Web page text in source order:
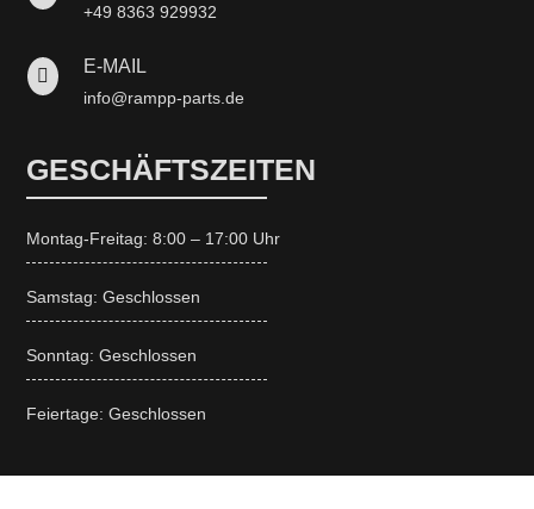
+49 8363 929932
 E-MAIL
info@rampp-parts.de
GESCHÄFTSZEITEN
Montag-Freitag: 8:00 – 17:00 Uhr
Samstag: Geschlossen
Sonntag: Geschlossen
Feiertage: Geschlossen